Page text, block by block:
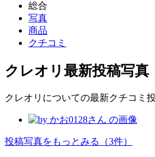
総合
写真
商品
クチコミ
クレオリ 最新投稿写真
クレオリについての最新クチコミ
投稿写真をもっとみる （3件）